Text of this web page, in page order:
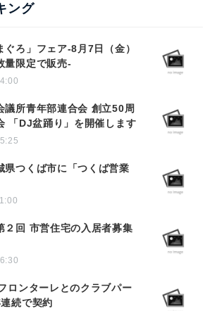
ング
ぐろ」フェア-8月7日（金）
量限定で販売-
議所青年部連合会 創立50周
「DJ盆踊り」を開催します
県つくば市に「つくば営業
２回 市営住宅の入居者募集
ロンターレとのクラブパー
続で契約